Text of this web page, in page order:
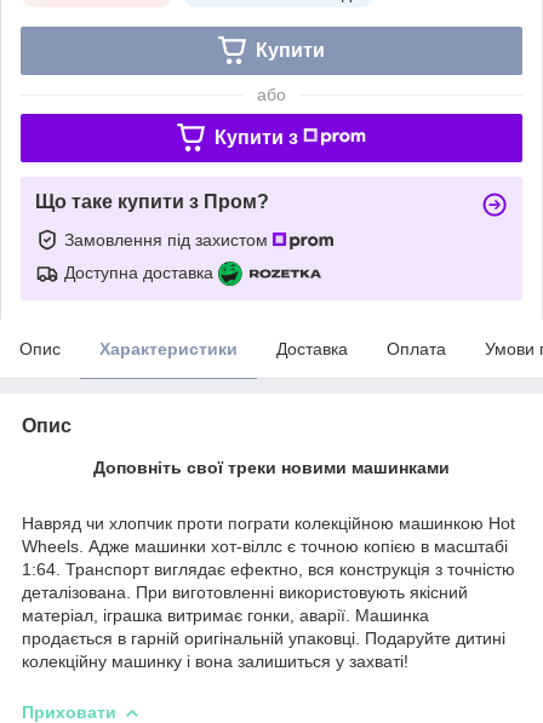
Купити
або
Купити з
Що таке купити з Пром?
Замовлення під захистом
Доступна доставка
Опис Характеристики Доставка Оплата Умови
Опис
Доповніть свої треки новими машинками
Навряд чи хлопчик проти пограти колекційною машинкою Hot
Wheels. Адже машинки хот-віллс є точною копією в масштабі
1:64. Транспорт виглядає ефектно, вся конструкція з точністю
деталізована. При виготовленні використовують якісний
матеріал, іграшка витримає гонки, аварії. Машинка
продається в гарній оригінальній упаковці. Подаруйте дитині
колекційну машинку і вона залишиться у захваті!
Приховати